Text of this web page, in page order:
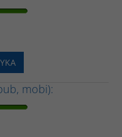
mobi):